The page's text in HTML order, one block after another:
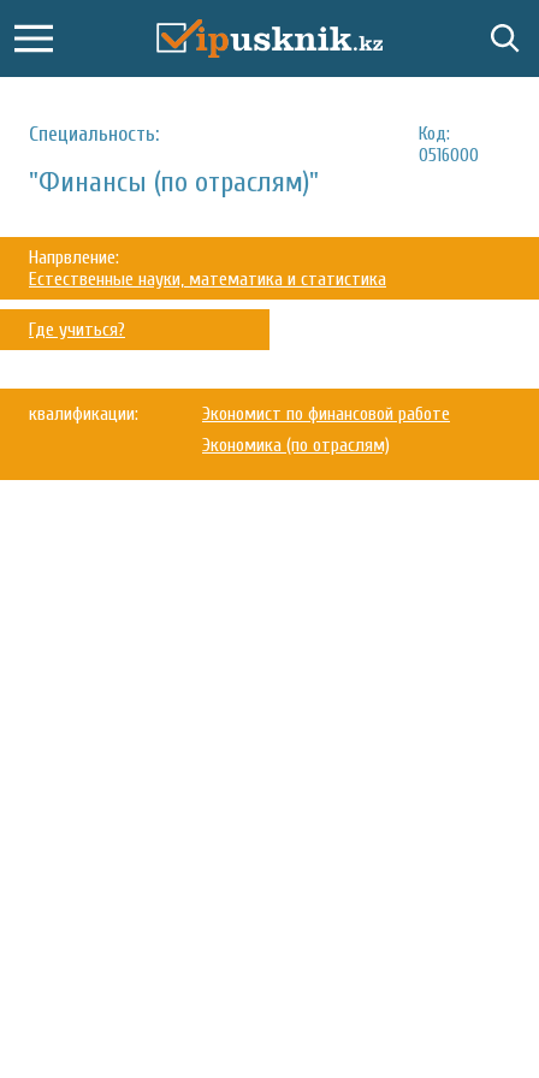
Специальность:
Код:
0516000
"Финансы (по отраслям)"
Напрвление:
Естественные науки, математика и статистика
Где учиться?
квалификации:
Экономист по финансовой работе
Экономика (по отраслям)